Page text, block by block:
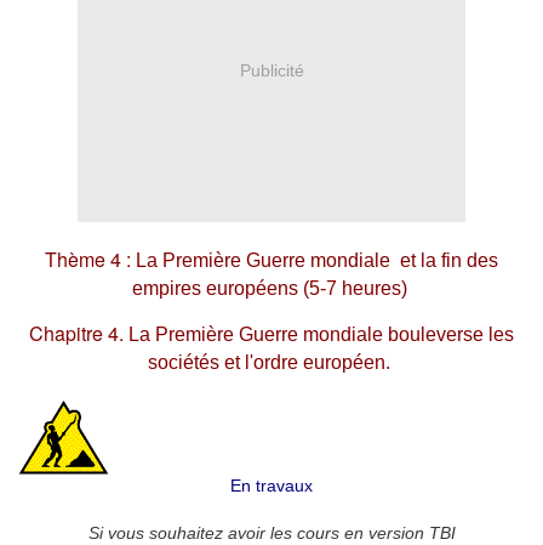
Publicité
Thème 4 : La Première Guerre mondiale et la fin des
empires européens (5-7 heures)
Chapitre 4. La Première Guerre mondiale bouleverse les
sociétés et l'ordre européen.
En travaux
Si vous souhaitez avoir les cours en version TBI